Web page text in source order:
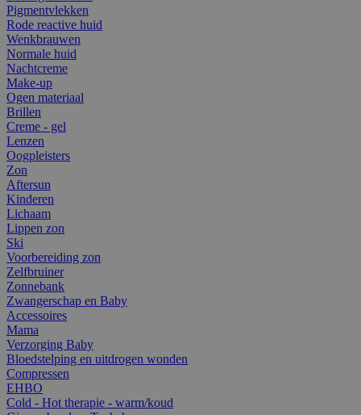
Pigmentvlekken
Rode reactive huid
Wenkbrauwen
Normale huid
Nachtcreme
Make-up
Ogen materiaal
Brillen
Creme - gel
Lenzen
Oogpleisters
Zon
Aftersun
Kinderen
Lichaam
Lippen zon
Ski
Voorbereiding zon
Zelfbruiner
Zonnebank
Zwangerschap en Baby
Accessoires
Mama
Verzorging Baby
Bloedstelping en uitdrogen wonden
Compressen
EHBO
Cold - Hot therapie - warm/koud